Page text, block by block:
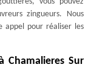
zingueurs. Nous
appel pour réaliser les
Chamalieres Sur